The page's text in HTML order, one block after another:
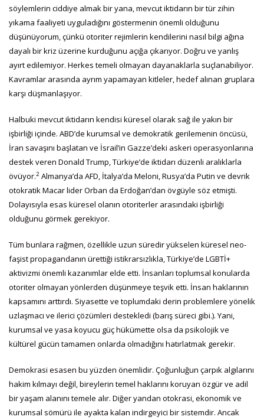
söylemlerin ciddiye almak bir yana, mevcut iktidarın bir tür zihin
yıkama faaliyeti uyguladığını göstermenin önemli olduğunu
düşünüyorum, çünkü otoriter rejimlerin kendilerini nasıl bilgi ağına
dayalı bir kriz üzerine kurduğunu açığa çıkarıyor. Doğru ve yanlış
ayırt edilemiyor. Herkes temeli olmayan dayanaklarla suçlanabiliyor.
Kavramlar arasında ayrım yapamayan kitleler, hedef alınan gruplara
karşı düşmanlaşıyor.
Halbuki mevcut iktidarın kendisi küresel olarak sağ ile yakın bir
işbirliği içinde. ABD’de kurumsal ve demokratik gerilemenin öncüsü,
İran savaşını başlatan ve İsrail’in Gazze’deki askeri operasyonlarına
destek veren Donald Trump, Türkiye’de iktidarı düzenli aralıklarla
övüyor.2 Almanya’da AFD, İtalya’da Meloni, Rusya’da Putin ve devrik
otokratik Macar lider Orban da Erdoğan’dan övgüyle söz etmişti.
Dolayısıyla esas küresel olanın otoriterler arasındaki işbirliği
olduğunu görmek gerekiyor.
Tüm bunlara rağmen, özellikle uzun süredir yükselen küresel neo-
faşist propagandanın ürettiği istikrarsızlıkla, Türkiye’de LGBTİ+
aktivizmi önemli kazanımlar elde etti. İnsanları toplumsal konularda
otoriter olmayan yönlerden düşünmeye teşvik etti. İnsan haklarının
kapsamını arttırdı. Siyasette ve toplumdaki derin problemlere yönelik
uzlaşmacı ve ilerici çözümleri destekledi (barış süreci gibi.). Yani,
kurumsal ve yasa koyucu güç hükümette olsa da psikolojik ve
kültürel gücün tamamen onlarda olmadığını hatırlatmak gerekir.
Demokrasi esasen bu yüzden önemlidir. Çoğunluğun çarpık algılarını
hakim kılmayı değil, bireylerin temel haklarını koruyan özgür ve adil
bir yaşam alanını temele alır. Diğer yandan otokrasi, ekonomik ve
kurumsal sömürü ile ayakta kalan indirgeyici bir sistemdir. Ancak